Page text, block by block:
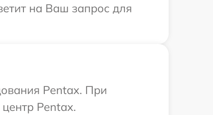
на Ваш запрос для
Pentax. При
Pentax.